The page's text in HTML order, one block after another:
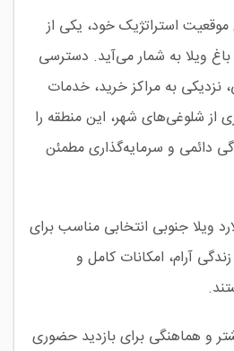
موقعیت استراتژیک خود، یکی از
ویلا به شمار می‌آید. دسترسی
نزدیکی به مراکز خرید، خدمات
شلوغی‌های شهر، این منطقه را
دائمی و سرمایه‌گذاری مطمئن
ویلا جنوبی انتخابی مناسب برای
آرام، امکانات کامل و
و هماهنگی برای بازدید حضوری